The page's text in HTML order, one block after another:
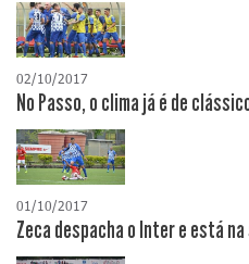
02/10/2017
No Passo, o clima já é de
01/10/2017
Zeca despacha o Inter e está